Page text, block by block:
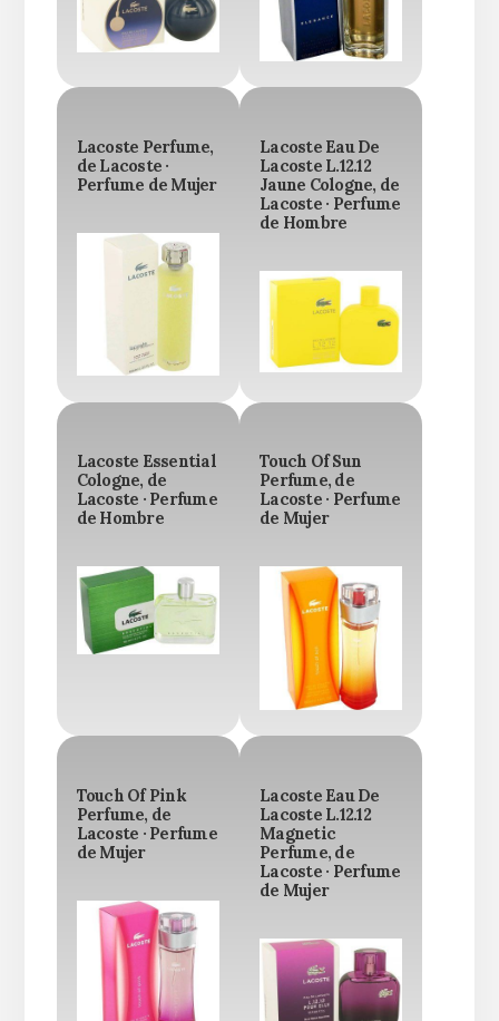
Lacoste Perfume,
de Lacoste ·
Perfume de Mujer
Lacoste Eau De
Lacoste L.12.12
Jaune Cologne, de
Lacoste · Perfume
de Hombre
Lacoste Essential
Cologne, de
Lacoste · Perfume
de Hombre
Touch Of Sun
Perfume, de
Lacoste · Perfume
de Mujer
Touch Of Pink
Perfume, de
Lacoste · Perfume
de Mujer
Lacoste Eau De
Lacoste L.12.12
Magnetic
Perfume, de
Lacoste · Perfume
de Mujer